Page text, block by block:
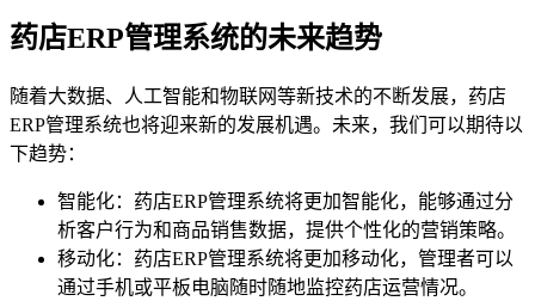
药店ERP管理系统的未来趋势
随着大数据、人工智能和物联网等新技术的不断发展，药店
ERP管理系统也将迎来新的发展机遇。未来，我们可以期待以
下趋势：
智能化：药店ERP管理系统将更加智能化，能够通过分
析客户行为和商品销售数据，提供个性化的营销策略。
移动化：药店ERP管理系统将更加移动化，管理者可以
通过手机或平板电脑随时随地监控药店运营情况。